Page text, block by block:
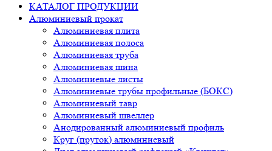
КАТАЛОГ ПРОДУКЦИИ
Алюминиевый прокат
Алюминиевая плита
Алюминиевая полоса
Алюминиевая труба
Алюминиевая шина
Алюминиевые листы
Алюминиевые трубы профильные (БОКС)
Алюминиевый тавр
Алюминиевый швеллер
Анодированный алюминиевый профиль
Круг (пруток) алюминиевый